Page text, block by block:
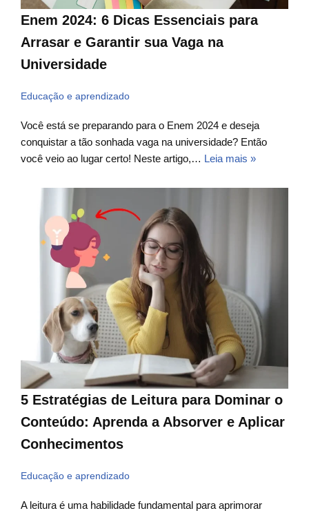
Enem 2024: 6 Dicas Essenciais para
Arrasar e Garantir sua Vaga na
Universidade
Educação e aprendizado
Você está se preparando para o Enem 2024 e deseja
conquistar a tão sonhada vaga na universidade? Então
você veio ao lugar certo! Neste artigo,… Leia mais »
5 Estratégias de Leitura para Dominar o
Conteúdo: Aprenda a Absorver e Aplicar
Conhecimentos
Educação e aprendizado
A leitura é uma habilidade fundamental para aprimorar